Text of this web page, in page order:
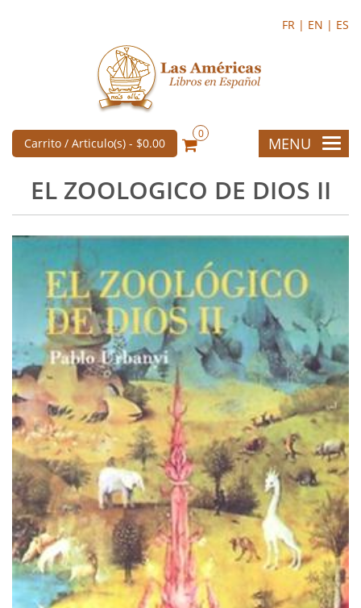
FR | EN | ES
Carrito / Articulo(s) - $0.00
0
MENU
EL ZOOLOGICO DE DIOS II